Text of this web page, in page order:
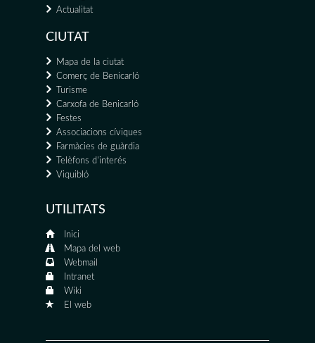
Actualitat
CIUTAT
Mapa de la ciutat
Comerç de Benicarló
Turisme
Carxofa de Benicarló
Festes
Associacions cíviques
Farmàcies de guàrdia
Telèfons d'interés
Viquibló
UTILITATS
Inici
Mapa del web
Webmail
Intranet
Wiki
El web